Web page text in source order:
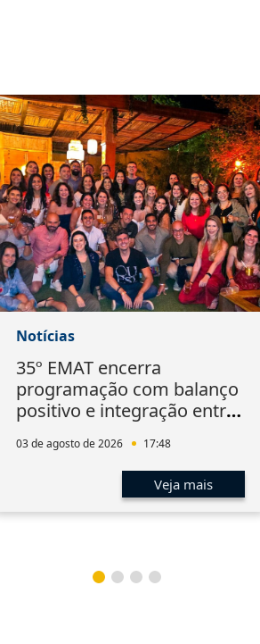
Notícias
35º EMAT encerra
programação com balanço
positivo e integração entre
03 de agosto de 2026 17:48
Veja mais